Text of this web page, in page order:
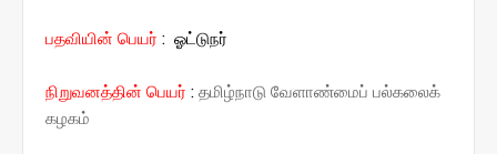
பதவியின் பெயர் : ஓட்டுநர்
நிறுவனத்தின் பெயர் :தமிழ்நாடு வேளாண்மைப் பல்கலைக்
கழகம்